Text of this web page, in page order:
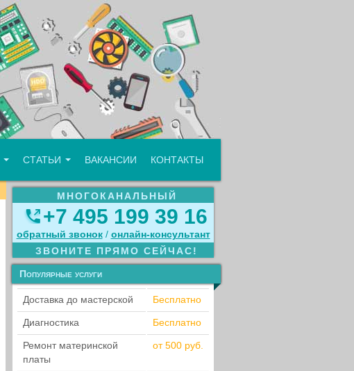
СТАТЬИ ВАКАНСИИ КОНТАКТЫ
МНОГОКАНАЛЬНЫЙ
+7 495 199 39 16
обратный звонок / онлайн‑консультант
ЗВОНИТЕ ПРЯМО СЕЙЧАС!
Популярные услуги
Доставка до мастерской Бесплатно
Диагностика Бесплатно
Ремонт материнской
платы
от 500 руб.